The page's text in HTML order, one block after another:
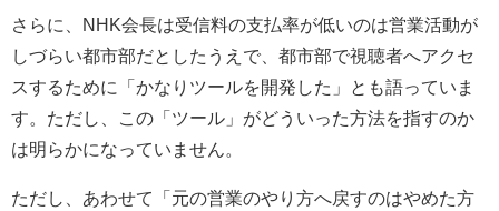
さらに、NHK会長は受信料の支払率が低いのは営業活動が
しづらい都市部だとしたうえで、都市部で視聴者へアクセ
スするために「かなりツールを開発した」とも語っていま
す。ただし、この「ツール」がどういった方法を指すのか
は明らかになっていません。
ただし、あわせて「元の営業のやり方へ戻すのはやめた方